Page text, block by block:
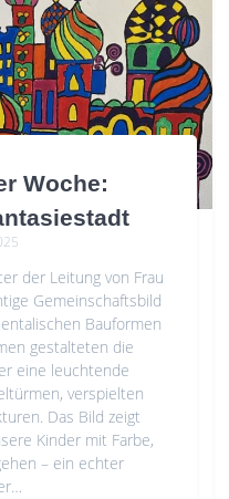
Woche:
der Leitung von Frau
Gemeinschaftsbild
Bauformen
gestalteten die
eine leuchtende
verspielten
Das Bild zeigt
Kinder mit Farbe,
– ein echter